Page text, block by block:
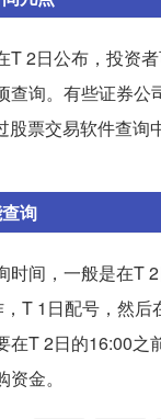
T 2日公布，投资
查询。有些证券公
股票交易软件查询
询
时间，一般是在T
T 1日配号，然后
在T 2日的16:00之
金。